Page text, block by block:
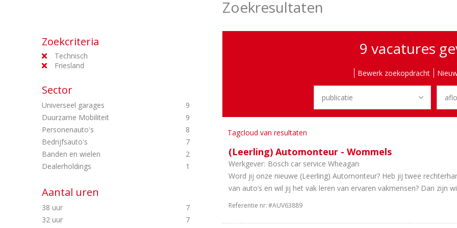
Zoekcriteria
Technisch
Friesland
Sector
Universeel garages
9
Duurzame Mobiliteit
9
Personenauto's
8
Bedrijfsauto's
7
Banden en wielen
2
Dealerholdings
1
Aantal uren
38 uur
7
32 uur
7
Zoekresultaten
9 vacatures
Bewerk zoekopdracht
Tagcloud van resultaten
(Leerling) Automonteur - Wommels
Werkgever: Bosch car service Wheagan
Word jij onze nieuwe (Leerling) Automonteur? Heb jij twee
van auto’s en wil jij het vak leren van ervaren vakmensen? Dan zijn
Referentie nr:#AUV63889